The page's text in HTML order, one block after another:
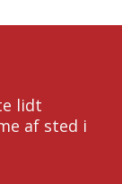
lidt
af sted i